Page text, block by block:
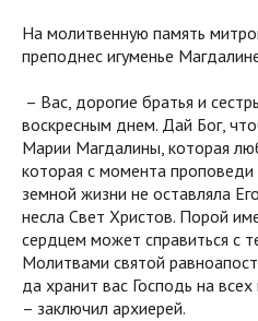
На молитвенную память
преподнес игуменье
– Вас, дорогие братья и
воскресным днем. Дай Бог,
Марии Магдалины, которая
которая с момента проповеди
земной жизни не оставляла
несла Свет Христов. Порой
сердцем может справиться с
Молитвами святой
да хранит вас Господь на
– заключил архиерей.